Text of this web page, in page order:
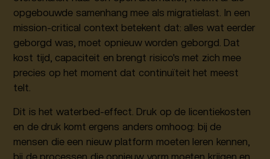
opgebouwde samenhang mee als migratielast. In een
mission-critical context betekent dat: alles wat eerder
geborgd was, moet opnieuw worden geborgd. Dat
kost tijd, capaciteit en brengt risico's met zich mee
precies op het moment dat continuïteit het meest
telt.
Dit is het waterbed-effect. Druk op de licentiekosten
en de druk komt ergens anders omhoog: bij de
mensen die een nieuw platform moeten leren kennen,
bij de processen die opnieuw vorm moeten krijgen en